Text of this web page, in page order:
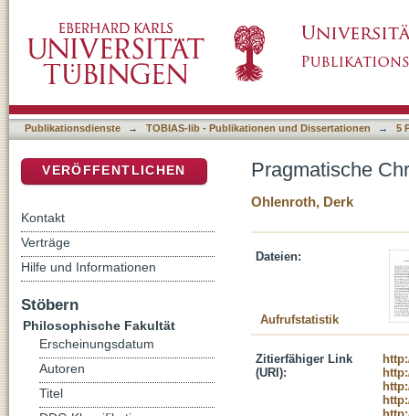
Publikationsdienste → TOBIAS-lib - Publikationen und Dissertationen → 5
Pragmatische
Ohlenroth, Derk
Dateien:
Aufrufstatistik
Zitierfähiger Link
(URI):
VERÖFFENTLICHEN
Kontakt
Verträge
Hilfe und Informationen
Stöbern
Philosophische Fakultät
Erscheinungsdatum
Autoren
Titel